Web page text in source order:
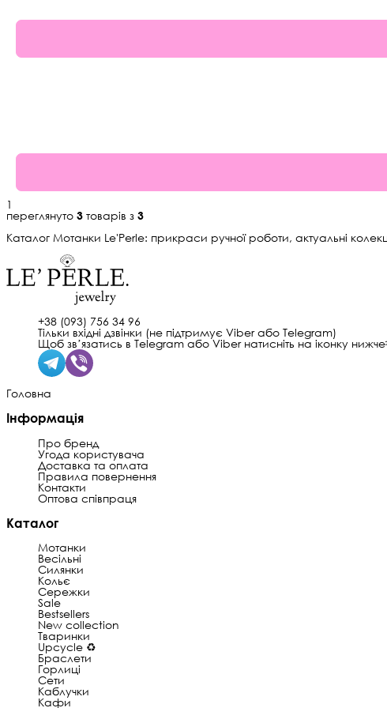
1
переглянуто 3 товарів з 3
Каталог Мотанки Le'Perle: прикраси ручної роботи, актуальні
+38 (093) 756 34 96
Тільки вхідні дзвінки (не підтримує Viber або Telegram)
Щоб звʼязатись в Telegram або Viber натисніть на іконку
Головна
Інформація
Про бренд
Угода користувача
Доставка та оплата
Правила повернення
Контакти
Оптова співпраця
Каталог
Мотанки
Весільні
Силянки
Кольє
Сережки
Sale
Bestsellers
New collection
Тваринки
Upcycle ♻️
Браслети
Горлиці
Сети
Каблучки
Кафи